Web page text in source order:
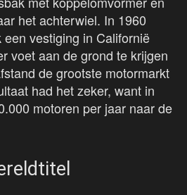
het achterwiel. In 1960
vestiging in Californië
voet aan de grond te krijgen
de grootste motormarkt
had het zeker, want in
motoren per jaar naar de